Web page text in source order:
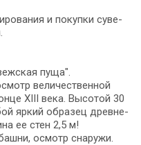
и по­куп­ки су­ве­
пу­ща".
ве­ли­че­ствен­ной
ХІІІ ве­ка. Высотой 30
яр­кий об­ра­зец древ­не­
ее стен 2,5 м!
осмотр сна­ру­жи.